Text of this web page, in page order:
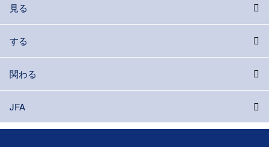
見る
する
関わる
JFA